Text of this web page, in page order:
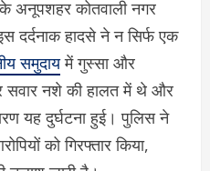
कोतवाली नगर
दर्दनाक हादसे ने न सिर्फ एक
समुदायमें गुस्सा और
सवार नशे की हालत में थे और
यह दुर्घटना हुई। पुलिस ने
को गिरफ्तार किया,